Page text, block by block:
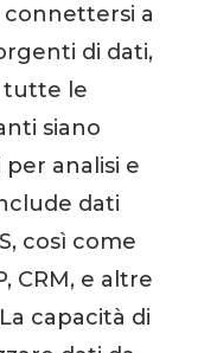
connettersi a
di dati,
tutte le
siano
analisi e
dati
così come
CRM, e altre
capacità di